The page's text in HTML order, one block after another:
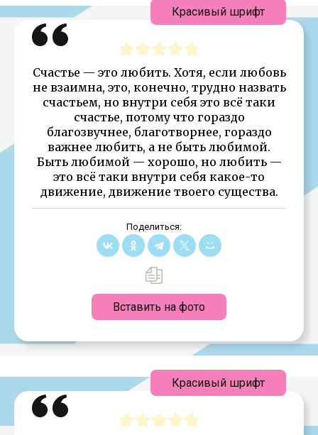
Счастье — это любить. Хотя, если любовь
не взаимна, это, конечно, трудно назвать
счастьем, но внутри себя это всё таки
счастье, потому что гораздо
благозвучнее, благотворнее, гораздо
важнее любить, а не быть любимой.
Быть любимой — хорошо, но любить —
это всё таки внутри себя какое-то
движение, движение твоего существа.
Поделиться:
Вставить на фото
Красивый шрифт
Красивый шрифт